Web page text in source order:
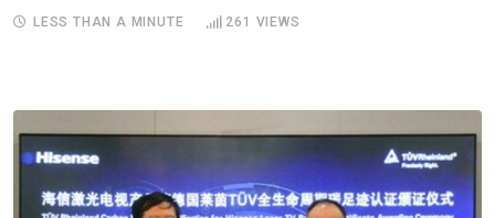
LESS THAN A MINUTE 261 VIEWS